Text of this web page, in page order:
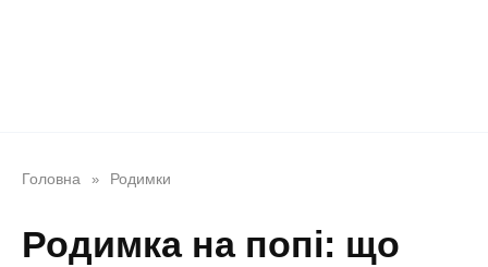
Головна » Родимки
Родимка на попі: що